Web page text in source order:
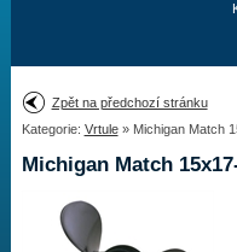
Provedení:
Výrobce:
Drážky na hřídeli:
Zpět na předchozí stránku
Kategorie: Vrtule» Michigan Match
Michigan Match